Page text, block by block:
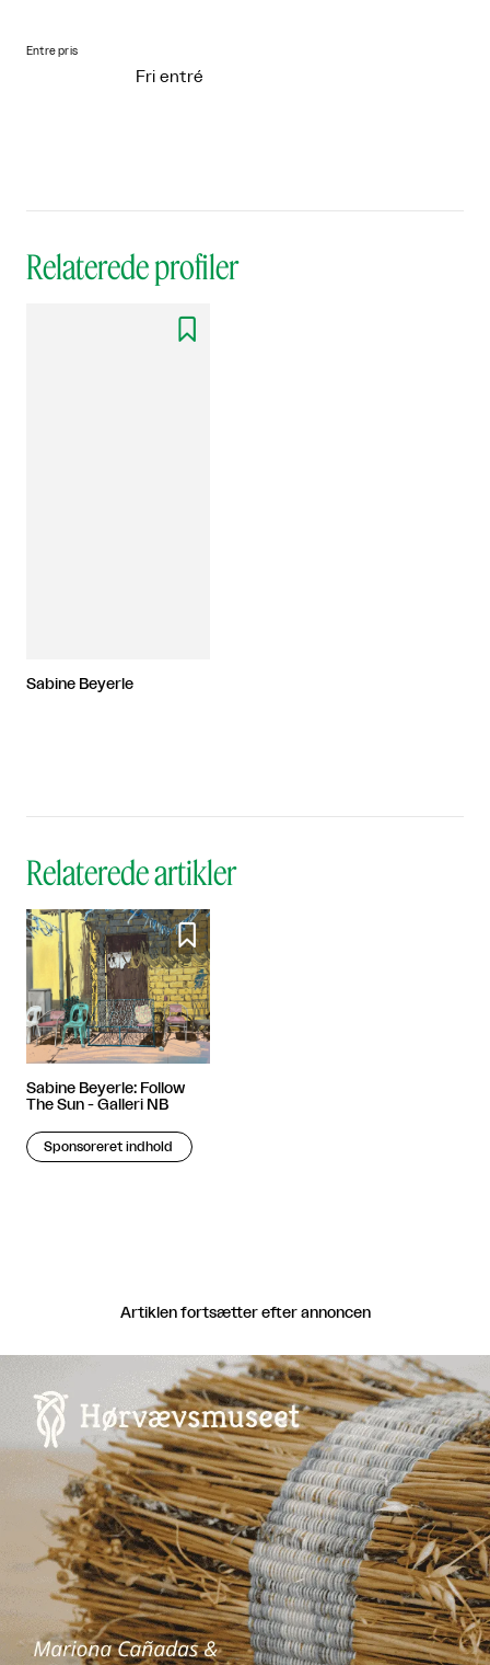
Entre pris
Fri entré
Relaterede profiler

Sabine Beyerle
Relaterede artikler

Sabine Beyerle: Follow
The Sun - Galleri NB
Sponsoreret indhold
Artiklen fortsætter efter annoncen